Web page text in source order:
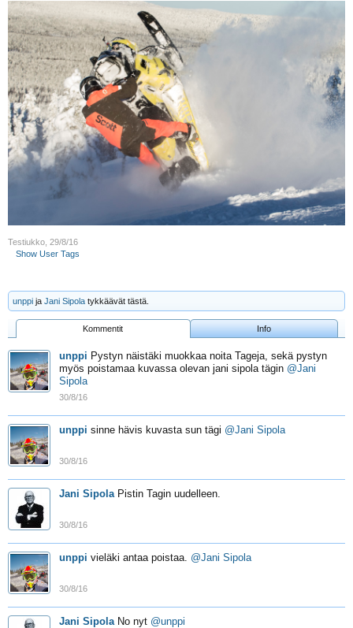
Testiukko 29/8/16
Show User Tags
unppi ja Jani Sipola tykkäävät tästä.
Kommentit Info
unppi Pystyn näistäki muokkaa noita Tageja, sekä pystyn
myös poistamaa kuvassa olevan jani sipola tägin @Jani
Sipola
30/8/16
unppi sinne hävis kuvasta sun tägi @Jani Sipola
30/8/16
Jani Sipola Pistin Tagin uudelleen.
30/8/16
unppi vieläki antaa poistaa. @Jani Sipola
30/8/16
Jani Sipola No nyt @unppi